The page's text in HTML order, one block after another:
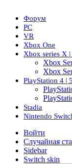
Форум
PC
VR
Xbox One
Xbox series X |
Xbox
Xbox
PlayStation 4 | 5
Stadia
Nintendo
Войти
Случайная
Sidebar
Switch skin